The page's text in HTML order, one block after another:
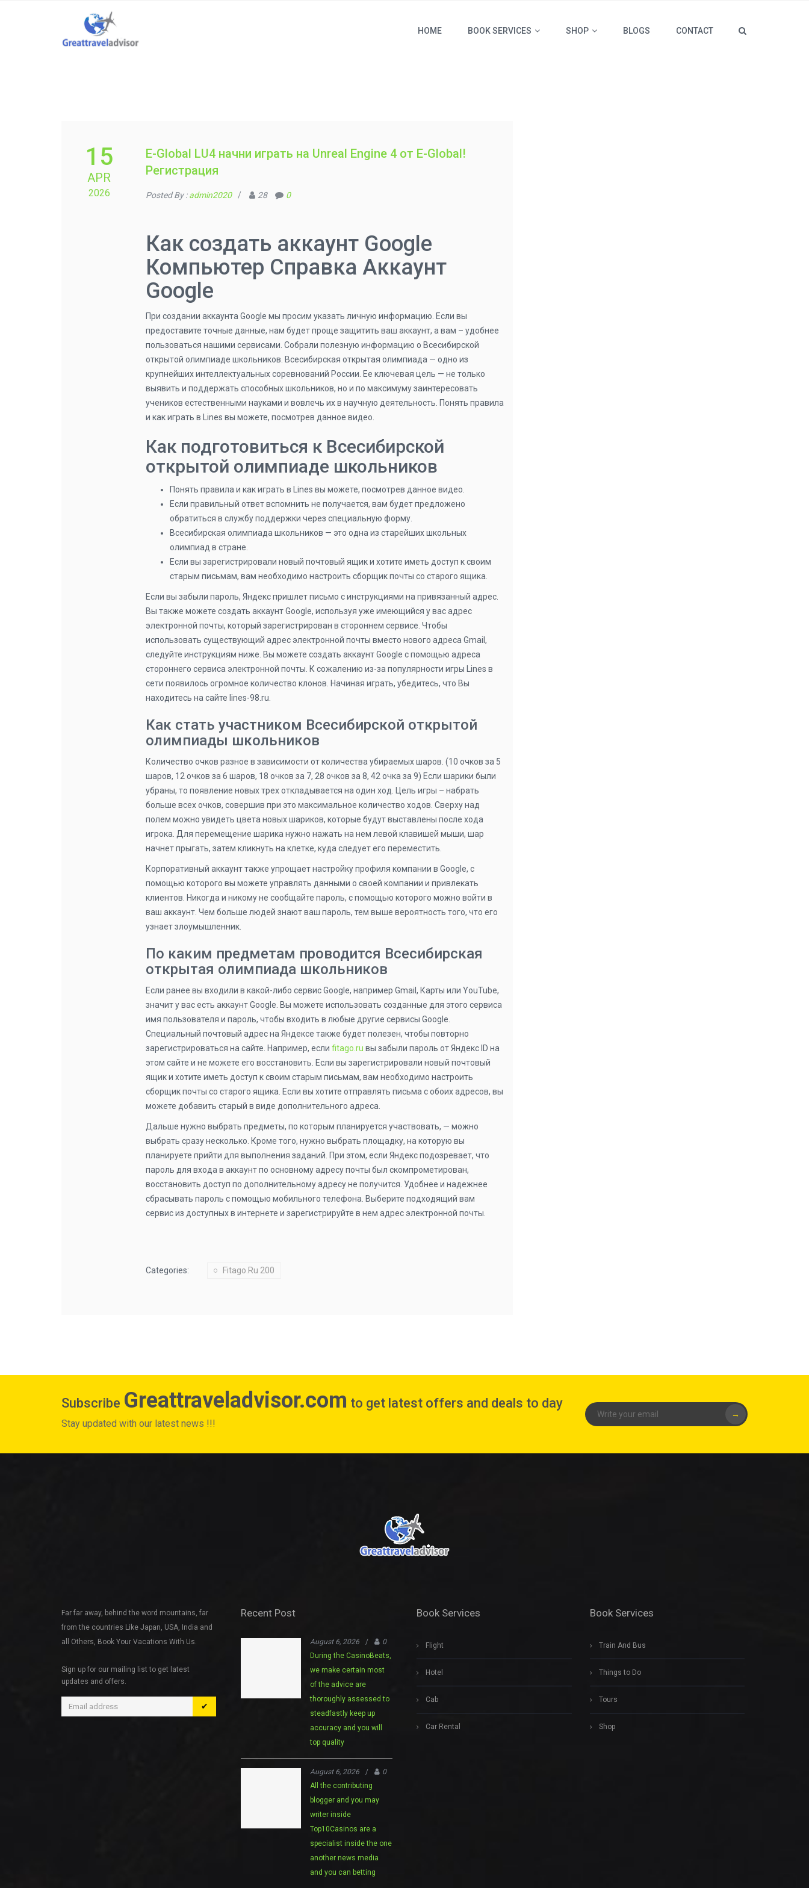
HOME BOOK SERVICES SHOP BLOGS CONTACT
15
APR
2026
E-Global LU4 начни играть на Unreal Engine 4 от E-Global!
Регистрация
Posted By :admin2020 / 28 0
Как создать аккаунт Google
Компьютер Cправка Аккаунт
Google
При создании аккаунта Google мы просим указать личную информацию. Если вы
предоставите точные данные, нам будет проще защитить ваш аккаунт, а вам – удобнее
пользоваться нашими сервисами. Собрали полезную информацию о Всесибирской
открытой олимпиаде школьников. Всесибирская открытая олимпиада — одно из
крупнейших интеллектуальных соревнований России. Ее ключевая цель — не только
выявить и поддержать способных школьников, но и по максимуму заинтересовать
учеников естественными науками и вовлечь их в научную деятельность. Понять правила
и как играть в Lines вы можете, посмотрев данное видео.
Как подготовиться к Всесибирской
открытой олимпиаде школьников
Понять правила и как играть в Lines вы можете, посмотрев данное видео.
Если правильный ответ вспомнить не получается, вам будет предложено
обратиться в службу поддержки через специальную форму.
Всесибирская олимпиада школьников — это одна из старейших школьных
олимпиад в стране.
Если вы зарегистрировали новый почтовый ящик и хотите иметь доступ к своим
старым письмам, вам необходимо настроить сборщик почты со старого ящика.
Если вы забыли пароль, Яндекс пришлет письмо с инструкциями на привязанный адрес.
Вы также можете создать аккаунт Google, используя уже имеющийся у вас адрес
электронной почты, который зарегистрирован в стороннем сервисе. Чтобы
использовать существующий адрес электронной почты вместо нового адреса Gmail,
следуйте инструкциям ниже. Вы можете создать аккаунт Google с помощью адреса
стороннего сервиса электронной почты. К сожалению из-за популярности игры Lines в
сети появилось огромное количество клонов. Начиная играть, убедитесь, что Вы
находитесь на сайте lines-98.ru.
Как стать участником Всесибирской открытой
олимпиады школьников
Количество очков разное в зависимости от количества убираемых шаров. (10 очков за 5
шаров, 12 очков за 6 шаров, 18 очков за 7, 28 очков за 8, 42 очка за 9) Если шарики были
убраны, то появление новых трех откладывается на один ход. Цель игры – набрать
больше всех очков, совершив при это максимальное количество ходов. Сверху над
полем можно увидеть цвета новых шариков, которые будут выставлены после хода
игрока. Для перемещение шарика нужно нажать на нем левой клавишей мыши, шар
начнет прыгать, затем кликнуть на клетке, куда следует его переместить.
Корпоративный аккаунт также упрощает настройку профиля компании в Google, с
помощью которого вы можете управлять данными о своей компании и привлекать
клиентов. Никогда и никому не сообщайте пароль, с помощью которого можно войти в
ваш аккаунт. Чем больше людей знают ваш пароль, тем выше вероятность того, что его
узнает злоумышленник.
По каким предметам проводится Всесибирская
открытая олимпиада школьников
Если ранее вы входили в какой-либо сервис Google, например Gmail, Карты или YouTube,
значит у вас есть аккаунт Google. Вы можете использовать созданные для этого сервиса
имя пользователя и пароль, чтобы входить в любые другие сервисы Google.
Специальный почтовый адрес на Яндексе также будет полезен, чтобы повторно
зарегистрироваться на сайте. Например, если fitago.ru вы забыли пароль от Яндекс ID на
этом сайте и не можете его восстановить. Если вы зарегистрировали новый почтовый
ящик и хотите иметь доступ к своим старым письмам, вам необходимо настроить
сборщик почты со старого ящика. Если вы хотите отправлять письма с обоих адресов, вы
можете добавить старый в виде дополнительного адреса.
Дальше нужно выбрать предметы, по которым планируется участвовать, — можно
выбрать сразу несколько. Кроме того, нужно выбрать площадку, на которую вы
планируете прийти для выполнения заданий. При этом, если Яндекс подозревает, что
пароль для входа в аккаунт по основному адресу почты был скомпрометирован,
восстановить доступ по дополнительному адресу не получится. Удобнее и надежнее
сбрасывать пароль с помощью мобильного телефона. Выберите подходящий вам
сервис из доступных в интернете и зарегистрируйте в нем адрес электронной почты.
Categories: Fitago.ru 200
Subscribe Greattraveladvisor.com to get latest offers and deals to day
Stay updated with our latest news !!!
→
Far far away, behind the word mountains, far
from the countries Like Japan, USA, India and
all Others, Book Your Vacations With Us.
Sign up for our mailing list to get latest
updates and offers.
✔
Recent Post
August 6, 2026 /
0
During the CasinoBeats,
we make certain most
of the advice are
thoroughly assessed to
steadfastly keep up
accuracy and you will
top quality
August 6, 2026 /
0
All the contributing
blogger and you may
writer inside
Top10Casinos are a
specialist inside the one
another news media
and you can betting
Book Services
Flight
Hotel
Cab
Car Rental
Book Services
Train And Bus
Things to Do
Tours
Shop